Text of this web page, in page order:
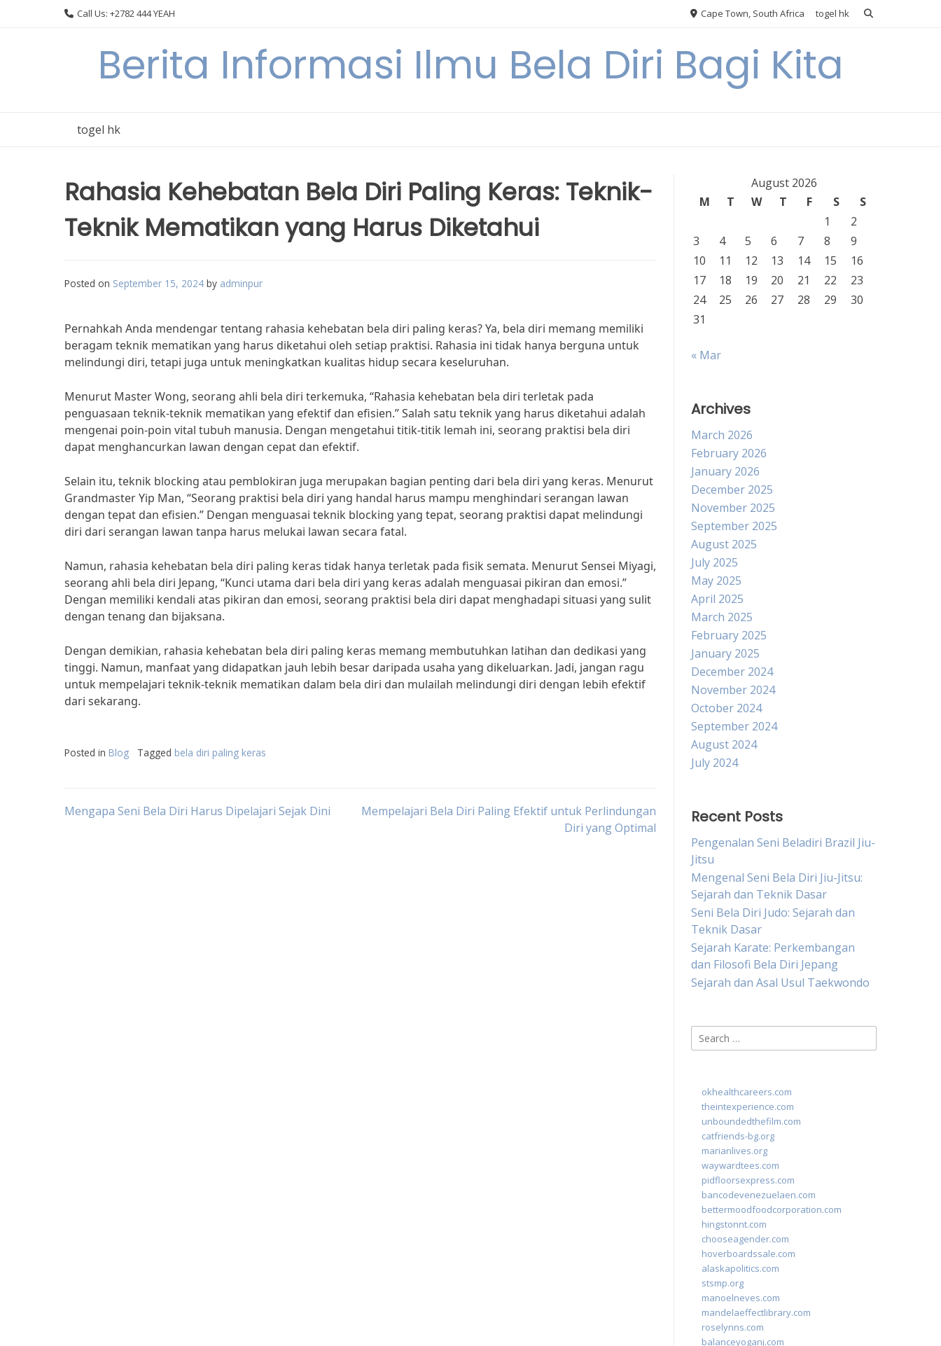
Call Us: +2782 444 YEAH Cape Town, South Africa togel hk
Berita Informasi Ilmu Bela Diri Bagi Kita
togel hk
Rahasia Kehebatan Bela Diri Paling Keras: Teknik-
Teknik Mematikan yang Harus Diketahui
Posted on September 15, 2024 by adminpur
Pernahkah Anda mendengar tentang rahasia kehebatan bela diri paling keras? Ya, bela diri memang memiliki
beragam teknik mematikan yang harus diketahui oleh setiap praktisi. Rahasia ini tidak hanya berguna untuk
melindungi diri, tetapi juga untuk meningkatkan kualitas hidup secara keseluruhan.
Menurut Master Wong, seorang ahli bela diri terkemuka, “Rahasia kehebatan bela diri terletak pada
penguasaan teknik-teknik mematikan yang efektif dan efisien.” Salah satu teknik yang harus diketahui adalah
mengenai poin-poin vital tubuh manusia. Dengan mengetahui titik-titik lemah ini, seorang praktisi bela diri
dapat menghancurkan lawan dengan cepat dan efektif.
Selain itu, teknik blocking atau pemblokiran juga merupakan bagian penting dari bela diri yang keras. Menurut
Grandmaster Yip Man, “Seorang praktisi bela diri yang handal harus mampu menghindari serangan lawan
dengan tepat dan efisien.” Dengan menguasai teknik blocking yang tepat, seorang praktisi dapat melindungi
diri dari serangan lawan tanpa harus melukai lawan secara fatal.
Namun, rahasia kehebatan bela diri paling keras tidak hanya terletak pada fisik semata. Menurut Sensei Miyagi,
seorang ahli bela diri Jepang, “Kunci utama dari bela diri yang keras adalah menguasai pikiran dan emosi.”
Dengan memiliki kendali atas pikiran dan emosi, seorang praktisi bela diri dapat menghadapi situasi yang sulit
dengan tenang dan bijaksana.
Dengan demikian, rahasia kehebatan bela diri paling keras memang membutuhkan latihan dan dedikasi yang
tinggi. Namun, manfaat yang didapatkan jauh lebih besar daripada usaha yang dikeluarkan. Jadi, jangan ragu
untuk mempelajari teknik-teknik mematikan dalam bela diri dan mulailah melindungi diri dengan lebih efektif
dari sekarang.
Posted in Blog Tagged bela diri paling keras
Post
Mengapa Seni Bela Diri Harus Dipelajari Sejak Dini
Mempelajari Bela Diri Paling Efektif untuk Perlindungan
Diri yang Optimal
August 2026
M
T W T F S
S
1
2
3
4 5 6 7 8
9
10
11 12 13 14 15
16
17
18 19 20 21 22
23
24
25 26 27 28 29
30
31
« Mar
Archives
March 2026
February 2026
January 2026
December 2025
November 2025
September 2025
August 2025
July 2025
May 2025
April 2025
March 2025
February 2025
January 2025
December 2024
November 2024
October 2024
September 2024
August 2024
July 2024
Recent Posts
Pengenalan Seni Beladiri Brazil Jiu-
Jitsu
Mengenal Seni Bela Diri Jiu-Jitsu:
Sejarah dan Teknik Dasar
Seni Bela Diri Judo: Sejarah dan
Teknik Dasar
Sejarah Karate: Perkembangan
dan Filosofi Bela Diri Jepang
Sejarah dan Asal Usul Taekwondo
Search
for:
okhealthcareers.com
theintexperience.com
unboundedthefilm.com
catfriends-bg.org
marianlives.org
waywardtees.com
pidfloorsexpress.com
bancodevenezuelaen.com
bettermoodfoodcorporation.com
hingstonnt.com
chooseagender.com
hoverboardssale.com
alaskapolitics.com
stsmp.org
manoelneves.com
mandelaeffectlibrary.com
roselynns.com
balanceyoganj.com